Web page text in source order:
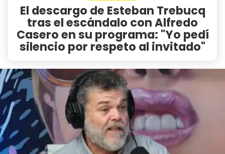
El descargo de Esteban Trebucq
tras el escándalo con Alfredo
Casero en su programa: "Yo pedí
silencio por respeto al invitado"